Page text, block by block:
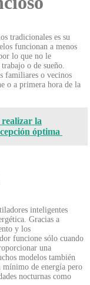
tradicionales es su
funcionan a menos
lo que no le
o de sueño.
familiares o vecinos
o a primera hora de la
la
óptima
inteligentes
Gracias a
y los
funcione sólo cuando
una
modelos también
mínimo de energía pero
nocturnas como